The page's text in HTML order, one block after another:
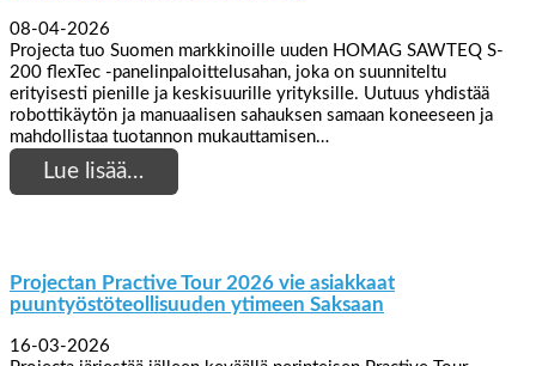
08-04-2026
Projecta tuo Suomen markkinoille uuden HOMAG SAWTEQ S-
200 flexTec -panelinpaloittelusahan, joka on suunniteltu
erityisesti pienille ja keskisuurille yrityksille. Uutuus yhdistää
robottikäytön ja manuaalisen sahauksen samaan koneeseen ja
mahdollistaa tuotannon mukauttamisen…
Lue lisää…
Projectan Practive Tour 2026 vie asiakkaat
puuntyöstöteollisuuden ytimeen Saksaan
16-03-2026